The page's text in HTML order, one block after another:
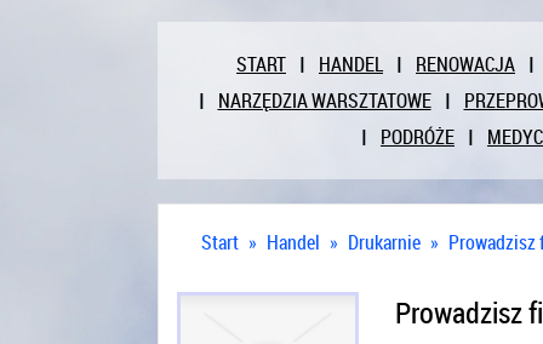
START HANDEL
RENOWACJA
NARZĘDZIA WARSZTATOWE
PODRÓŻE
Start » Handel » Drukarnie » Prowadzisz
Prowadzisz